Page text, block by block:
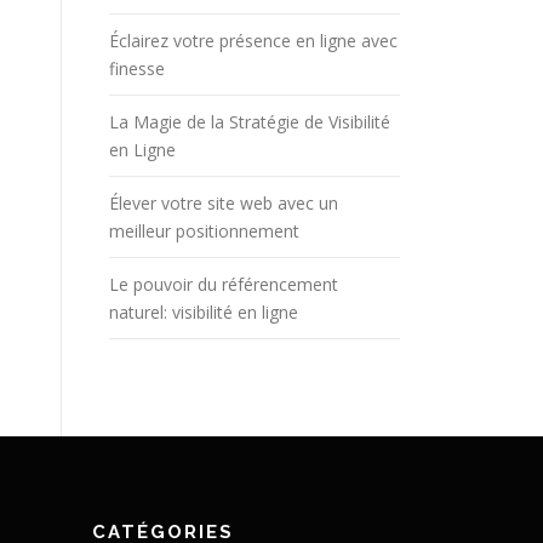
Éclairez votre présence en ligne avec
finesse
La Magie de la Stratégie de Visibilité
en Ligne
Élever votre site web avec un
meilleur positionnement
Le pouvoir du référencement
naturel: visibilité en ligne
CATÉGORIES